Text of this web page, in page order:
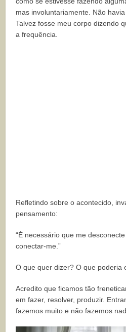
mas involuntariamente. Não
Talvez fosse meu corpo dizendo
a frequência.
Refletindo sobre o acontecido,
pensamento:
“É necessário que me
conectar-me.”
O que quer dizer? O que poderia
Acredito que ficamos tão
em fazer, resolver, produzir.
fazemos muito e não fazemos